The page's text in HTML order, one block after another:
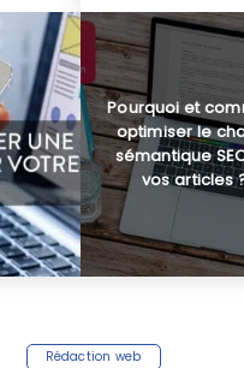
Pourquoi et
optimiser le
sémantique
vos articles
Rédaction web